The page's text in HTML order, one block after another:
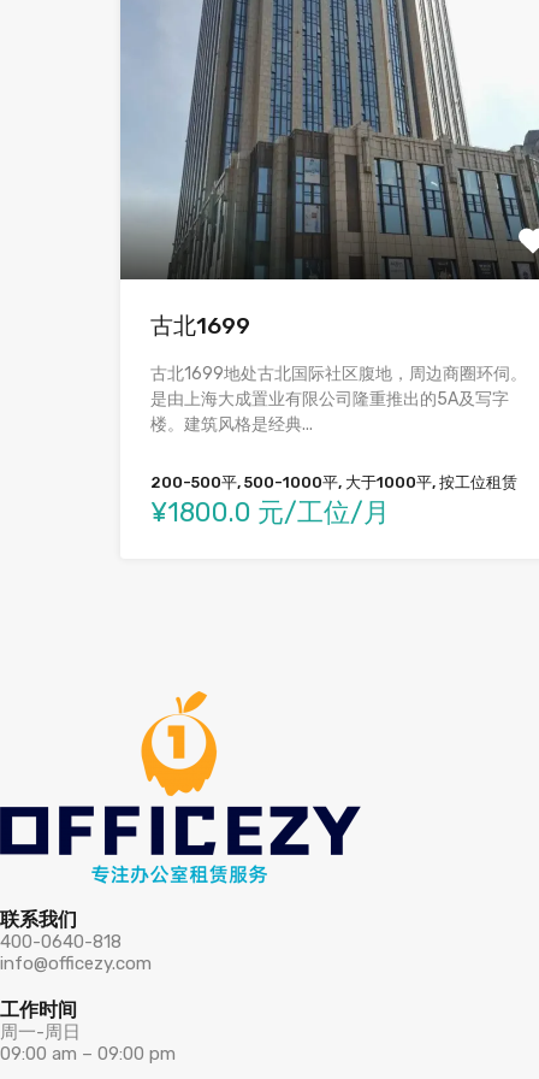
古北1699
古北1699地处古北国际社区腹地，周边商圈环伺。
是由上海大成置业有限公司隆重推出的5A及写字
楼。建筑风格是经典...
200-500平, 500-1000平, 大于1000平, 按工位租赁
¥1800.0 元/工位/月
联系我们
400-0640-818
info@officezy.com
工作时间
周一-周日
09:00 am – 09:00 pm